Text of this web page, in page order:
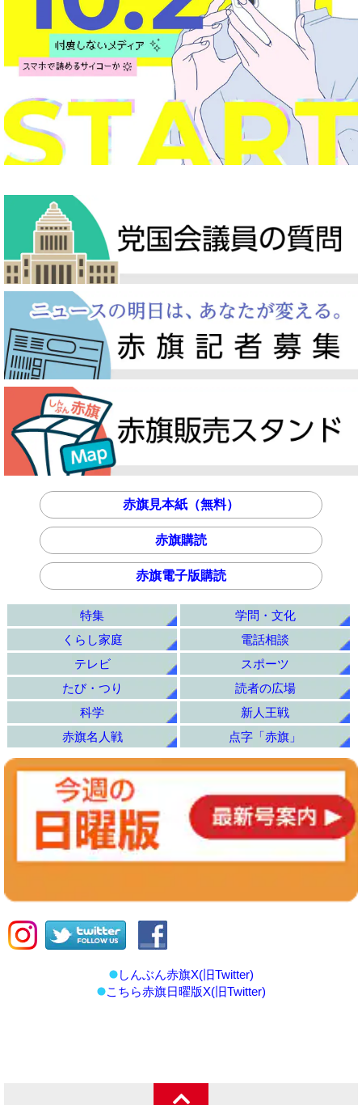
赤旗見本紙（無料）
赤旗購読
赤旗電子版購読
特集
学問・文化
くらし家庭
電話相談
テレビ
スポーツ
たび・つり
読者の広場
科学
新人王戦
赤旗名人戦
点字「赤旗」
しんぶん赤旗X(旧Twitter)
こちら赤旗日曜版X(旧Twitter)